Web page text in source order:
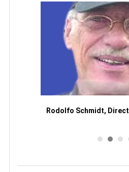
Rodolfo Schmidt,